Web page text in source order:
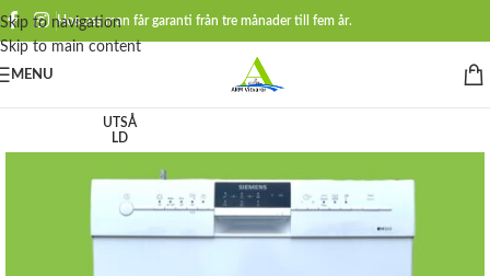
Skip to navigation
Skip to main content
Hos oss man får garanti från tre månader till fem år.
MENU
UTSÅ
LD